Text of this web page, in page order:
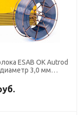
ESAB OK Autrod
3,0 мм